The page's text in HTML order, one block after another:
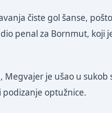
čiste gol šanse,
penal za Bornmut, koji
je ušao u sukob
podizanje optužnice.